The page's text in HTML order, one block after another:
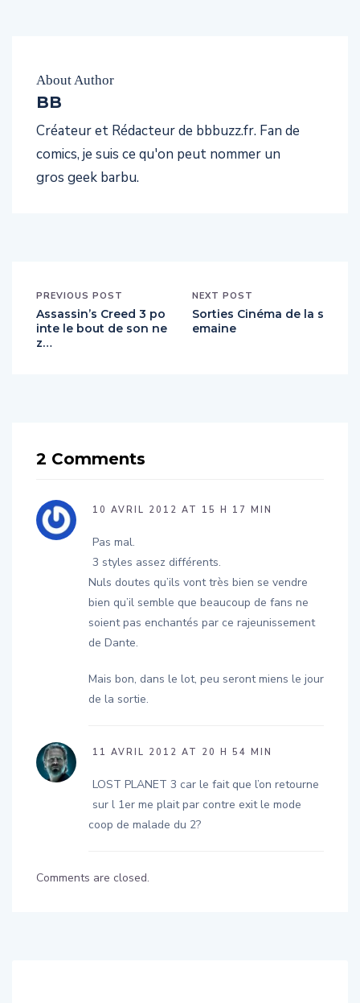
About Author
BB
Créateur et Rédacteur de bbbuzz.fr. Fan de
comics, je suis ce qu'on peut nommer un
gros geek barbu.
PREVIOUS POST
Assassin’s Creed 3 po
inte le bout de son ne
z…
NEXT POST
Sorties Cinéma de la s
emaine
2 Comments
10 AVRIL 2012 AT 15 H 17 MIN
Pas mal.
3 styles assez différents.
Nuls doutes qu’ils vont très bien se vendre
bien qu’il semble que beaucoup de fans ne
soient pas enchantés par ce rajeunissement
de Dante.
Mais bon, dans le lot, peu seront miens le jour
de la sortie.
11 AVRIL 2012 AT 20 H 54 MIN
LOST PLANET 3 car le fait que l’on retourne
sur l 1er me plait par contre exit le mode
coop de malade du 2?
Comments are closed.